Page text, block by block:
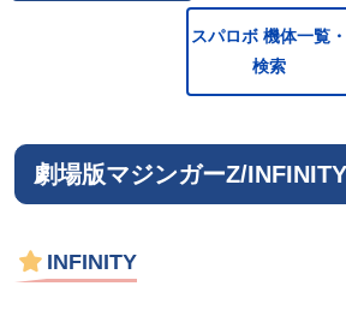
スパロボ 機体一覧・
検索
劇場版マジンガーZ/
INFINITY